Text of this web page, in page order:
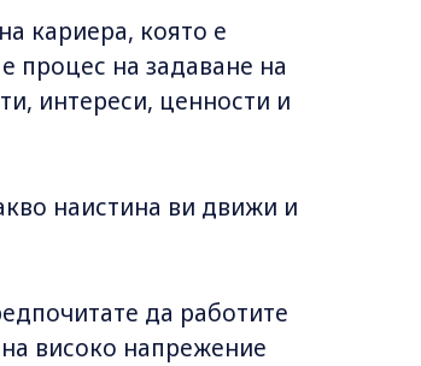
кариера, която е
процес на задаване на
интереси, ценности и
наистина ви движи и
да работите
високо напрежение